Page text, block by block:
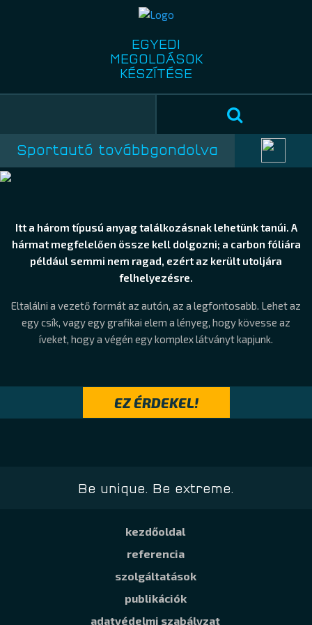
EGYEDI
MEGOLDÁSOK
KÉSZÍTÉSE
Sportautó továbbgondolva
Itt a három típusú anyag találkozásnak lehetünk tanúi. A
hármat megfelelően össze kell dolgozni; a carbon fóliára
például semmi nem ragad, ezért az került utoljára
felhelyezésre.
Eltalálni a vezető formát az autón, az a legfontosabb. Lehet az
egy csík, vagy egy grafikai elem a lényeg, hogy kövesse az
íveket, hogy a végén egy komplex látványt kapjunk.
EZ ÉRDEKEL!
Be unique. Be extreme.
kezdőoldal
referencia
szolgáltatások
publikációk
adatvédelmi szabályzat